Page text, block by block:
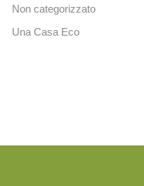
Non categorizzato
Una Casa Eco